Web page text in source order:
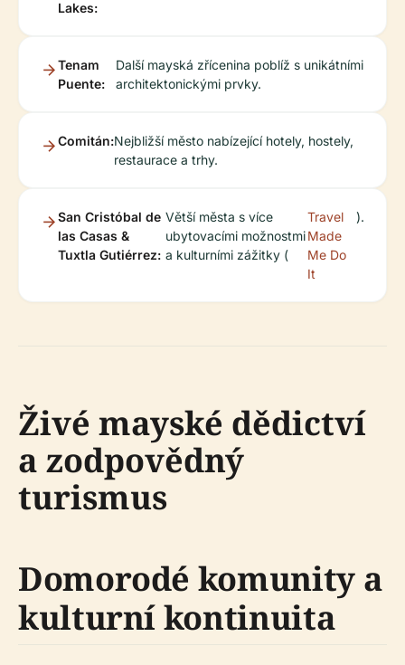
Lakes:
Tenam
Puente:
Další mayská zřícenina poblíž s unikátními
architektonickými prvky.
Comitán:Nejbližší město nabízející hotely, hostely,
restaurace a trhy.
San Cristóbal de
las Casas &
Tuxtla Gutiérrez:
Větší města s více
ubytovacími možnostmi
a kulturními zážitky (
Travel
Made
Me Do
It
).
Živé mayské dědictví
a zodpovědný
turismus
Domorodé komunity a
kulturní kontinuita